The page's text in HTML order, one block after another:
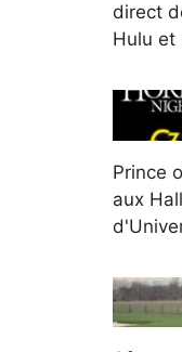
direct
Hulu et
Prince
aux